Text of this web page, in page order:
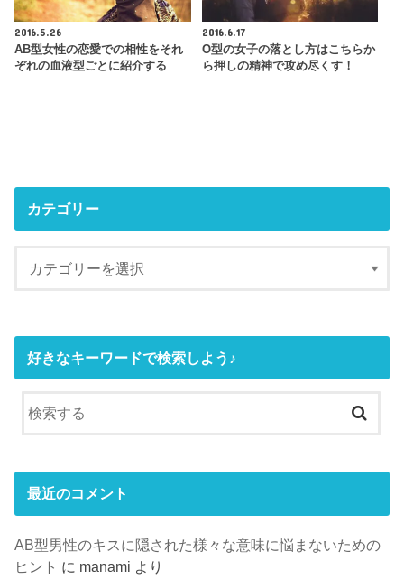
2016.5.26
AB型女性の恋愛での相性をそれ
ぞれの血液型ごとに紹介する
2016.6.17
O型の女子の落とし方はこちらか
ら押しの精神で攻め尽くす！
カテゴリー
好きなキーワードで検索しよう♪
最近のコメント
AB型男性のキスに隠された様々な意味に悩まないための
ヒント に manami より